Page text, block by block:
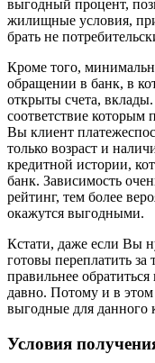
выгодный процент,
жилищные условия,
брать не
Кроме того,
обращении в банк, в
открыты счета,
соответствие которым
Вы клиент
только возраст и
кредитной истории,
банк. Зависимость
рейтинг, тем более
окажутся выгодными.
Кстати, даже если Вы
готовы переплатить
правильнее
давно. Потому и в
выгодные для данного
Условия